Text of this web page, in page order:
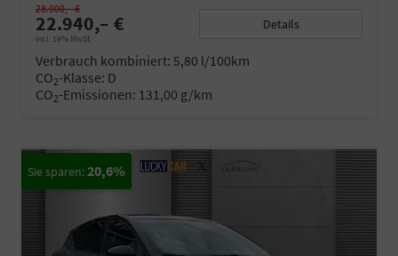
22.940,– €
incl. 19% MwSt.
28.900,– €
Details
Verbrauch kombiniert: 5,80 l/100km
CO2-Klasse: D
CO2-Emissionen: 131,00 g/km
20,6%